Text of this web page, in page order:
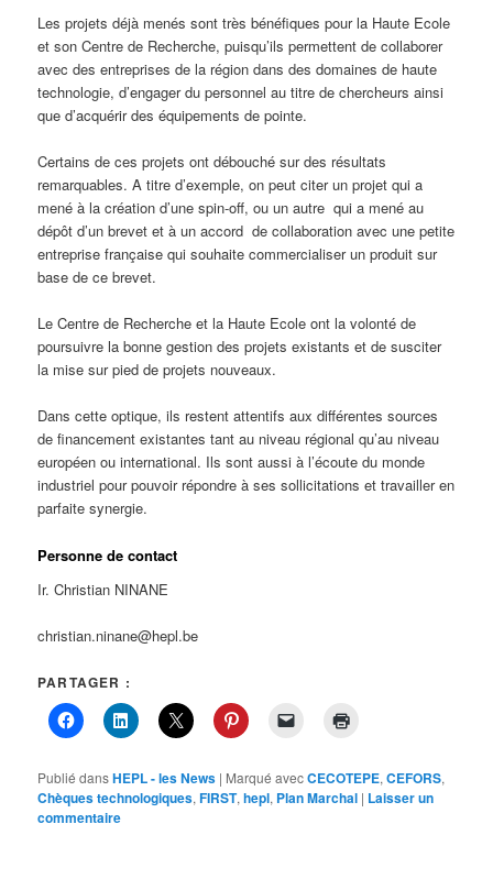
Les projets déjà menés sont très bénéfiques pour la Haute Ecole
et son Centre de Recherche, puisqu’ils permettent de collaborer
avec des entreprises de la région dans des domaines de haute
technologie, d’engager du personnel au titre de chercheurs ainsi
que d’acquérir des équipements de pointe.
Certains de ces projets ont débouché sur des résultats
remarquables. A titre d’exemple, on peut citer un projet qui a
mené à la création d’une spin-off, ou un autre qui a mené au
dépôt d’un brevet et à un accord de collaboration avec une petite
entreprise française qui souhaite commercialiser un produit sur
base de ce brevet.
Le Centre de Recherche et la Haute Ecole ont la volonté de
poursuivre la bonne gestion des projets existants et de susciter
la mise sur pied de projets nouveaux.
Dans cette optique, ils restent attentifs aux différentes sources
de financement existantes tant au niveau régional qu’au niveau
européen ou international. Ils sont aussi à l’écoute du monde
industriel pour pouvoir répondre à ses sollicitations et travailler en
parfaite synergie.
Personne de contact
Ir. Christian NINANE
christian.ninane@hepl.be
PARTAGER :
Publié dansHEPL - les News | Marqué avecCECOTEPE,CEFORS,
Chèques technologiques,FIRST,hepl, Plan Marchal | Laisser un
commentaire